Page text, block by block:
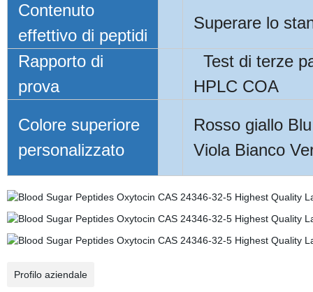
Contenuto
effettivo di peptidi
Superare lo
Rapporto di
prova
Test di terze
HPLC COA
Colore superiore
personalizzato
Rosso giallo
Viola Bianco
Profilo aziendale